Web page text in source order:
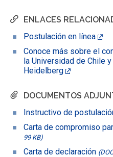
ENLACES
Postulación en línea
Conoce más sobre el
la Universidad de Chile
Heidelberg
DOCUMENTOS
Instructivo de
Carta de compromiso
99 KB)
Carta de declaración